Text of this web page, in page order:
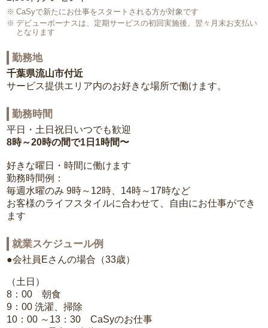
CaSyで新たにお仕事をスタートされる方が対象です
デビューボーナスは、定期サービスの初回実施後、翌々月末お支払い
となります
勤務地
千葉県流山市付近
サービス提供エリア内のお好きな場所で働けます。
勤務時間
平日・土日祝日いつでも歓迎
8時～20時の間で1日1時間〜
好きな曜日・時間に働けます
勤務時間例：
毎週水曜のみ 9時～12時、14時～17時など
お客様のライフスタイルに合わせて、自由にお仕事ができ
ます
就業スケジュール例
●会社員Eさんの場合（33歳）
（土日）
8：00 朝食
9：00 洗濯、掃除
10：00 ～13：30 CaSyのお仕事